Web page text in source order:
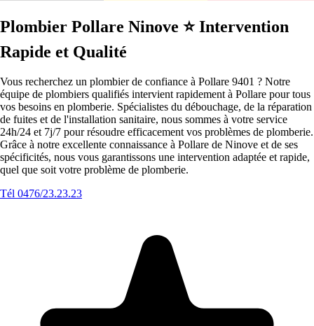
Plombier Pollare Ninove ⭐️ Intervention
Rapide et Qualité
Vous recherchez un plombier de confiance à Pollare 9401 ? Notre
équipe de plombiers qualifiés intervient rapidement à Pollare pour tous
vos besoins en plomberie. Spécialistes du débouchage, de la réparation
de fuites et de l'installation sanitaire, nous sommes à votre service
24h/24 et 7j/7 pour résoudre efficacement vos problèmes de plomberie.
Grâce à notre excellente connaissance à Pollare de Ninove et de ses
spécificités, nous vous garantissons une intervention adaptée et rapide,
quel que soit votre problème de plomberie.
Tél 0476/23.23.23